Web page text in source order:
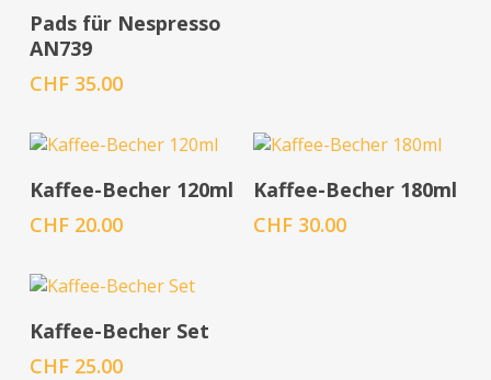
In den Warenkorb
Pads für Nespresso
AN739
CHF35.00
In den Warenkorb
Kaffee-Becher 120ml
CHF20.00
In den Warenkorb
Kaffee-Becher 180ml
CHF 30.00
In den Warenkorb
Kaffee-Becher Set
CHF25.00